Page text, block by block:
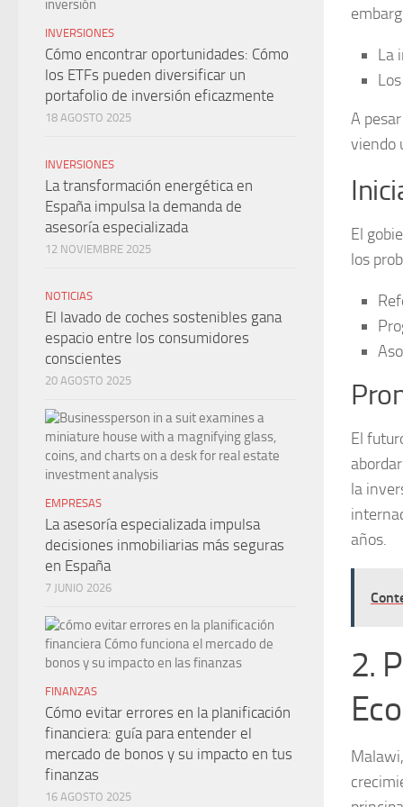
La
A
viendo
El
los
El
la
años.
2.
INVERSIONES
Cómo encontrar oportunidades: Cómo
los ETFs pueden diversificar un
portafolio de inversión eficazmente
18 AGOSTO 2025
INVERSIONES
La transformación energética en
España impulsa la demanda de
asesoría especializada
12 NOVIEMBRE 2025
NOTICIAS
El lavado de coches sostenibles gana
espacio entre los consumidores
conscientes
20 AGOSTO 2025
EMPRESAS
La asesoría especializada impulsa
decisiones inmobiliarias más seguras
en España
7 JUNIO 2026
FINANZAS
Cómo evitar errores en la planificación
financiera: guía para entender el
mercado de bonos y su impacto en tus
finanzas
16 AGOSTO 2025